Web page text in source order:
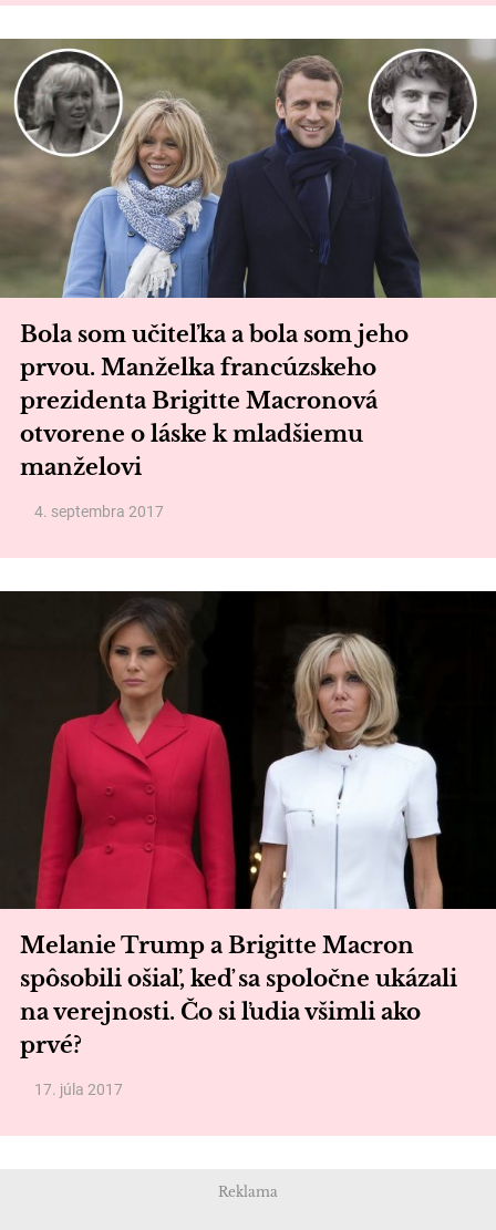
Bola som učiteľka a bola som jeho
prvou. Manželka francúzskeho
prezidenta Brigitte Macronová
otvorene o láske k mladšiemu
manželovi
4. septembra 2017
Melanie Trump a Brigitte Macron
spôsobili ošiaľ, keď sa spoločne ukázali
na verejnosti. Čo si ľudia všimli ako
prvé?
17. júla 2017
Reklama